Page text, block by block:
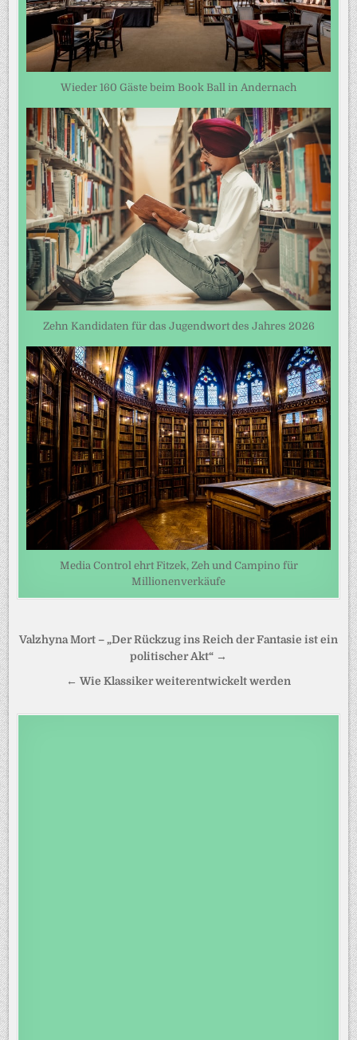
Wieder 160 Gäste beim Book Ball in Andernach
Zehn Kandidaten für das Jugendwort des Jahres 2026
Media Control ehrt Fitzek, Zeh und Campino für
Millionenverkäufe
Beitragsnavigation
Valzhyna Mort – „Der Rückzug ins Reich der Fantasie ist ein
politischer Akt“ →
← Wie Klassiker weiterentwickelt werden